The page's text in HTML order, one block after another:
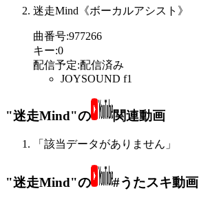
迷走Mind《ボーカルアシスト》
曲番号:977266
キー:0
配信予定:配信済み
JOYSOUND f1
"迷走Mind"の 関連動画
「該当データがありません」
"迷走Mind"の #うたスキ動画